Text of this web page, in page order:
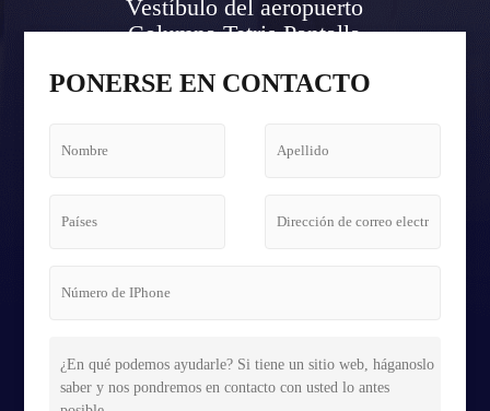
Vestíbulo del aeropuerto
Columna Tetris Pantalla
PONERSE EN CONTACTO